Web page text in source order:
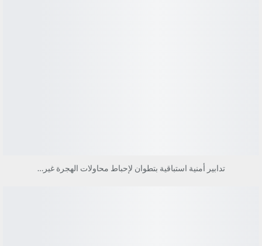
تدابير أمنية استباقية بتطوان لإحباط محاولات الهجرة غير…